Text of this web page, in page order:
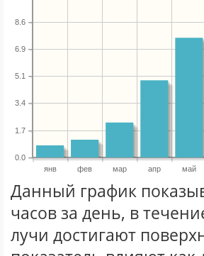
янв фев мар апр май
0.0
1.7
3.4
5.1
6.9
8.6
Данный график
часов за день, в
лучи достигают